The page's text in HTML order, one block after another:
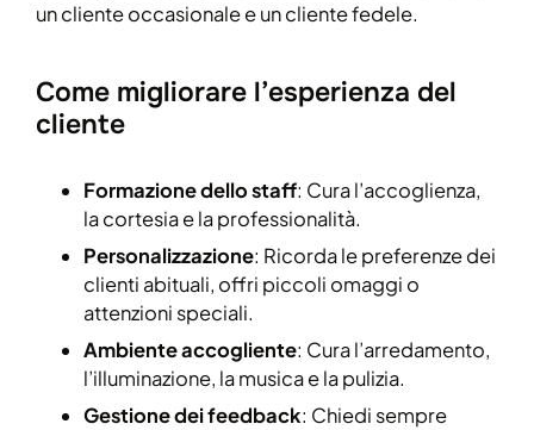
un cliente occasionale e un cliente fedele.
Come migliorare l’esperienza del
cliente
Formazione dello staff: Cura l’accoglienza,
la cortesia e la professionalità.
Personalizzazione: Ricorda le preferenze dei
clienti abituali, offri piccoli omaggi o
attenzioni speciali.
Ambiente accogliente: Cura l’arredamento,
l’illuminazione, la musica e la pulizia.
Gestione dei feedback: Chiedi sempre